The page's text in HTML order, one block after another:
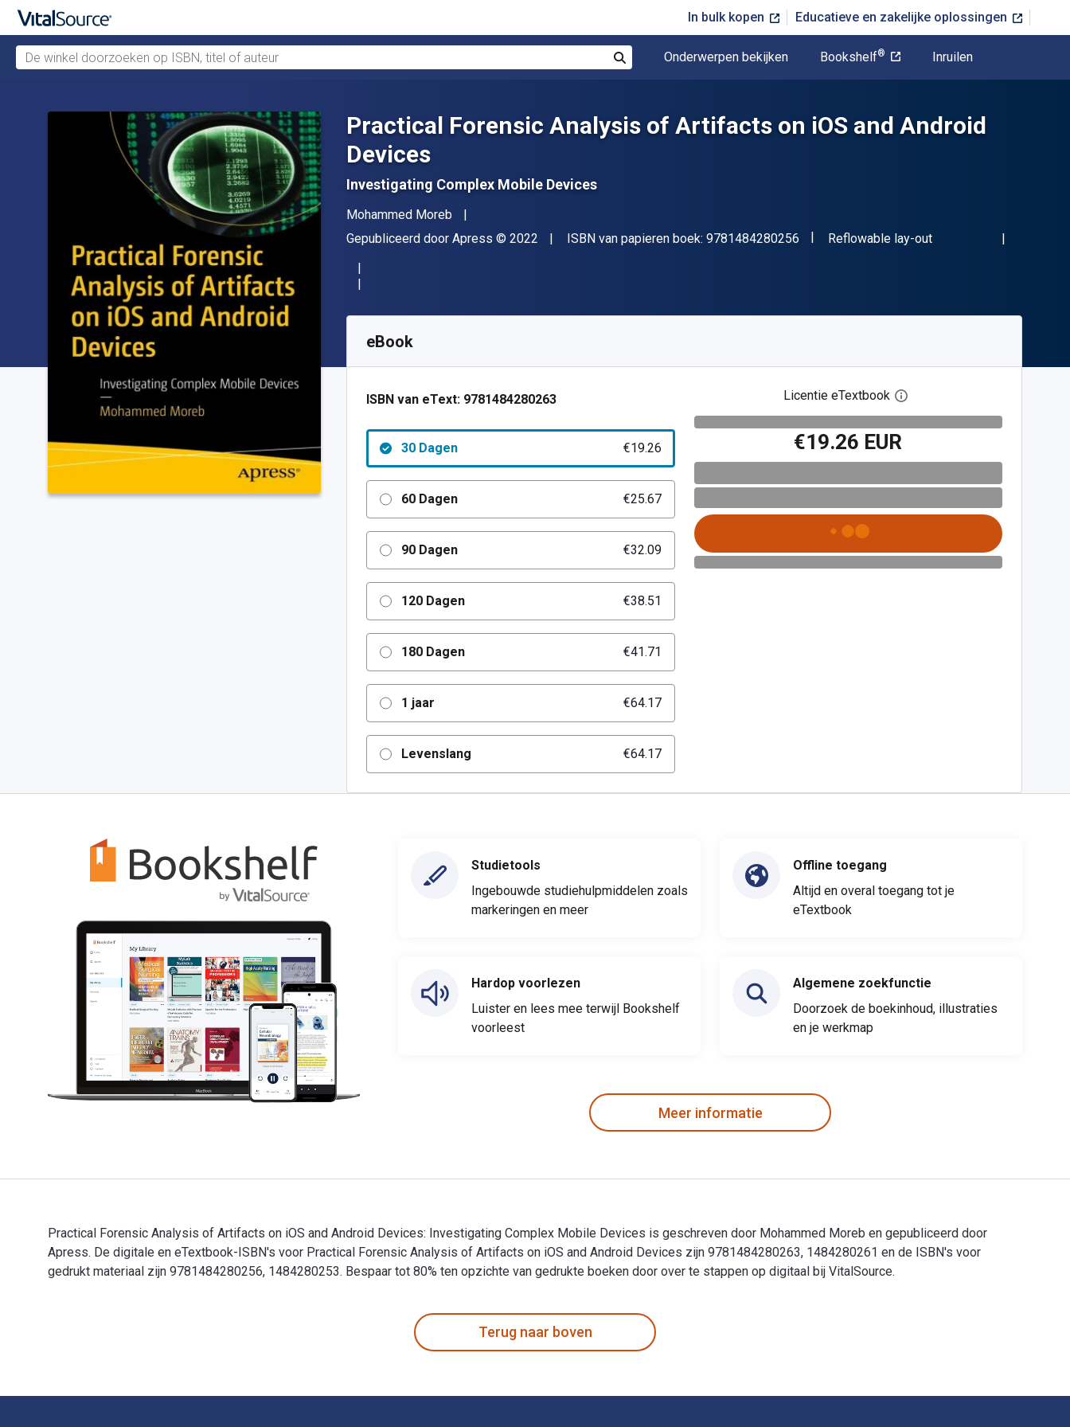
In bulk kopen Educatieve en zakelijke oplossingen
De winkel doorzoeken op ISBN, titel of auteur
Onderwerpen bekijken Bookshelf® Inruilen
Practical Forensic Analysis of Artifacts on iOS and Android
Devices
Investigating Complex Mobile Devices
Auteur(s)
Mohammed Moreb
Uitgever
Gepubliceerd door Apress Copyright
© 2022 ISBN van papieren boek: 9781484280256 "ISBN-13 9781484280256"
Indeling
Reflowable lay-out
SKU:
eBook
ISBN van eText: 9781484280263
30 Dagen €19.26
60 Dagen €25.67
90 Dagen €32.09
120 Dagen €38.51
180 Dagen €41.71
1 jaar €64.17
Levenslang €64.17
Licentie eTextbook Open het dialoogvenster
€19.26 EUR
Studietools
Ingebouwde studiehulpmiddelen zoals
markeringen en meer
Hardop voorlezen
Luister en lees mee terwijl Bookshelf
voorleest
Offline toegang
Altijd en overal toegang tot je
eTextbook
Algemene zoekfunctie
Doorzoek de boekinhoud, illustraties
en je werkmap
Meer informatie
Practical Forensic Analysis of Artifacts on iOS and Android Devices: Investigating Complex Mobile Devices is geschreven door Mohammed Moreb en gepubliceerd door
Apress. De digitale en eTextbook-ISBN's voor Practical Forensic Analysis of Artifacts on iOS and Android Devices zijn 9781484280263, 1484280261 en de ISBN's voor
gedrukt materiaal zijn 9781484280256, 1484280253. Bespaar tot 80% ten opzichte van gedrukte boeken door over te stappen op digitaal bij VitalSource.
Terug naar boven